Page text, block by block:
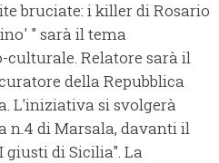
bruciate: i killer di Rosario
" sarà il tema
Relatore sarà il
della Repubblica
L'iniziativa si svolgerà
n.4 di Marsala, davanti il
giusti di Sicilia". La